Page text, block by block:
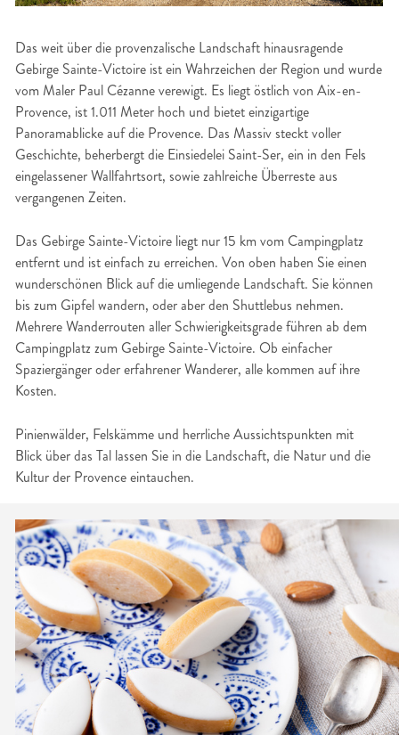
Das weit über die provenzalische Landschaft hinausragende
Gebirge Sainte-Victoire ist ein Wahrzeichen der Region und wurde
vom Maler Paul Cézanne verewigt. Es liegt östlich von Aix-en-
Provence, ist 1.011 Meter hoch und bietet einzigartige
Panoramablicke auf die Provence. Das Massiv steckt voller
Geschichte, beherbergt die Einsiedelei Saint-Ser, ein in den Fels
eingelassener Wallfahrtsort, sowie zahlreiche Überreste aus
vergangenen Zeiten.
Das Gebirge Sainte-Victoire liegt nur 15 km vom Campingplatz
entfernt und ist einfach zu erreichen. Von oben haben Sie einen
wunderschönen Blick auf die umliegende Landschaft. Sie können
bis zum Gipfel wandern, oder aber den Shuttlebus nehmen.
Mehrere Wanderrouten aller Schwierigkeitsgrade führen ab dem
Campingplatz zum Gebirge Sainte-Victoire. Ob einfacher
Spaziergänger oder erfahrener Wanderer, alle kommen auf ihre
Kosten.
Pinienwälder, Felskämme und herrliche Aussichtspunkten mit
Blick über das Tal lassen Sie in die Landschaft, die Natur und die
Kultur der Provence eintauchen.